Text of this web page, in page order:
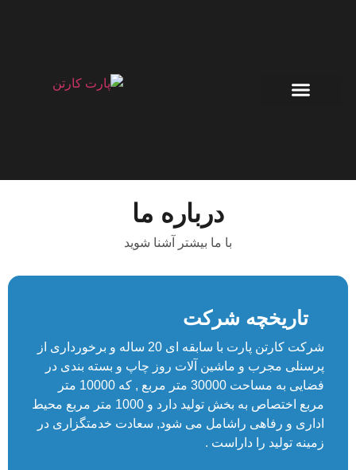
درباره ما
با ما بیشتر آشنا شوید
تاریخچه شرکت
شرکت کارتن پارت با سابقه ای 20 ساله و برخورداری از
پرسنلی مجرب و ماشین آلات روز چاپ و بسته بندی در
فضایی به مساحت 30000 متر مربع , که 10000 متر
مربع اختصاص به بخش تولید دارد و 1000 متر مربع محیط
اداری و رفاهی راشامل می شود, سعادت خدمتگزاری در
زمینه تولید را داراست .